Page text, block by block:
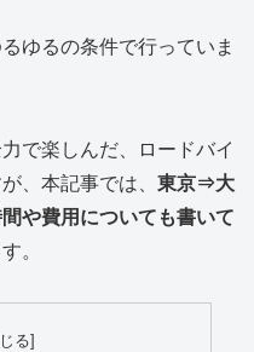
ゆるの条件で行っていま
で楽しんだ、ロードバイ
、本記事では、 東京⇒大
や費用についても書いて
。